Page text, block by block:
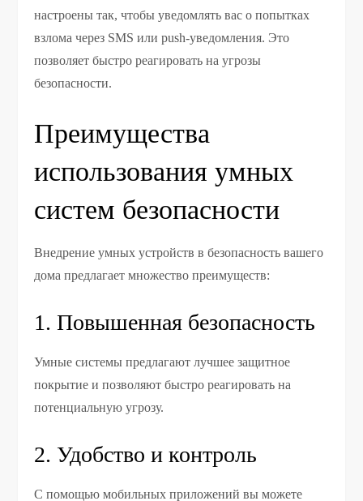
настроены так, чтобы уведомлять вас о попытках
взлома через SMS или push-уведомления. Это
позволяет быстро реагировать на угрозы
безопасности.
Преимущества
использования умных
систем безопасности
Внедрение умных устройств в безопасность вашего
дома предлагает множество преимуществ:
1. Повышенная безопасность
Умные системы предлагают лучшее защитное
покрытие и позволяют быстро реагировать на
потенциальную угрозу.
2. Удобство и контроль
С помощью мобильных приложений вы можете